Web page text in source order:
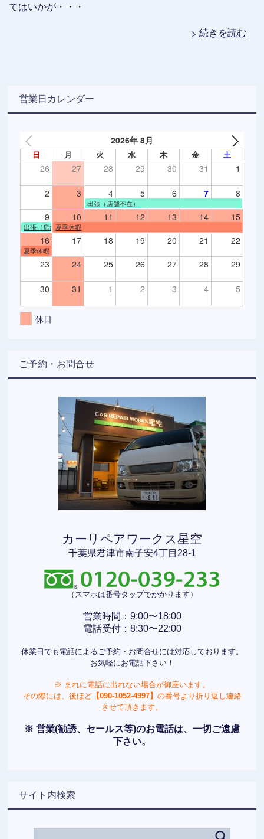
てはいかが・・・
続きを読む
営業日カレンダー
2026年 8月
日 月 火 水 木 金 土
26 27 28 29 30 31 1
2 3 4 5 6 7 8
出張（店舗不在）
9 10 11 12 13 14 15
出張（店舗不在）
夏季休暇
16 17 18 19 20 21 22
夏季休暇
23 24 25 26 27 28 29
30 31 1 2 3 4 5
休日
ご予約・お問合せ
カーリペアワークス星空
千葉県君津市南子安4丁目28-1
（スマホは番号タップでかかります）
営業時間：9:00〜18:00
電話受付：8:30〜22:00
休業日でも電話によるご予約・お問合せには対応しております。
お気軽にお電話下さい！
※ まれに電話に出れない場合が御座います。
その際には、後ほど【090-1052-4997】 の番号より折り返し連絡
させて頂きます。
※ 営業(勧誘、セールス等)のお電話は、一切ご遠慮
下さい。
サイト内検索